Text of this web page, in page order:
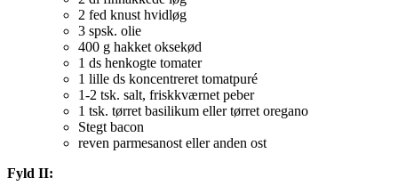
2 fed knust hvidløg
3 spsk. olie
400 g hakket oksekød
1 ds henkogte tomater
1 lille ds koncentreret tomatpuré
1-2 tsk. salt, friskkværnet peber
1 tsk. tørret basilikum eller tørret oregano
Stegt bacon
reven parmesanost eller anden ost
Fyld II: